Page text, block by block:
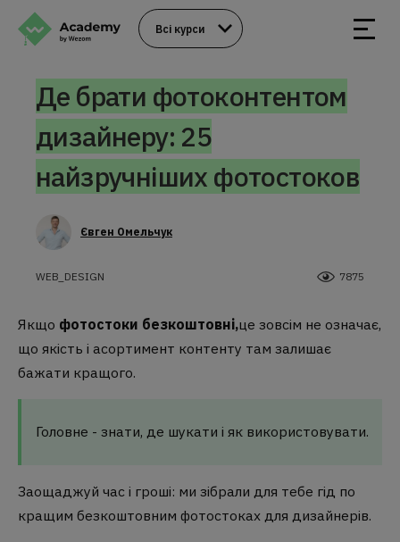
Всі курси
Де брати фотоконтентом
дизайнеру: 25
найзручніших фотостоков
Євген Омельчук
WEB_DESIGN 7875
Якщо фотостоки безкоштовні,це зовсім не означає,
що якість і асортимент контенту там залишає
бажати кращого.
Головне - знати, де шукати і як використовувати.
Заощаджуй час і гроші: ми зібрали для тебе гід по
кращим безкоштовним фотостоках для дизайнерів.